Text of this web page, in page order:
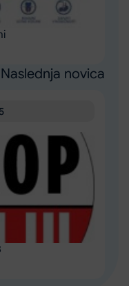
Naslednja novica